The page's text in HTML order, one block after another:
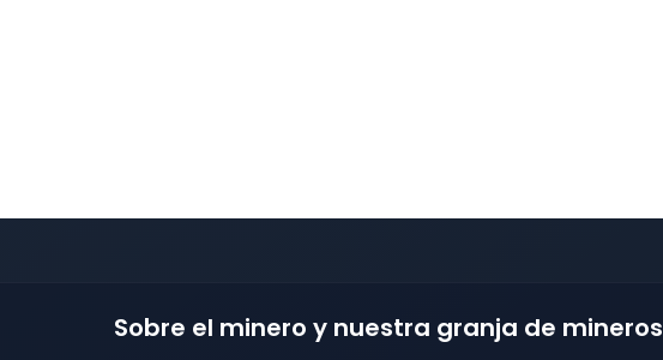
Sobre el minero y nuestra granja de mineros